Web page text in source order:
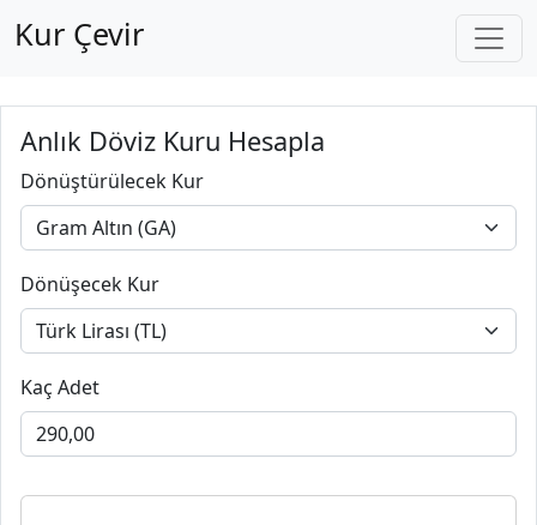
Kur Çevir
Anlık Döviz Kuru Hesapla
Dönüştürülecek Kur
Dönüşecek Kur
Kaç Adet